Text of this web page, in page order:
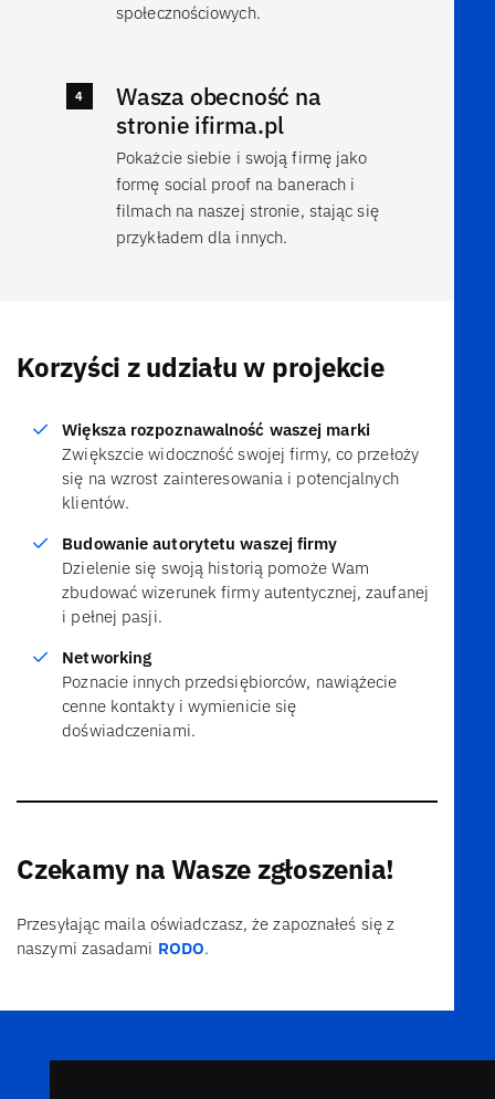
społecznościowych.
Wasza obecność na
stronie ifirma.pl
Pokażcie siebie i swoją firmę jako
formę social proof na banerach i
filmach na naszej stronie, stając się
przykładem dla innych.
Korzyści z udziału w projekcie
Większa rozpoznawalność waszej marki
Zwiększcie widoczność swojej firmy, co przełoży
się na wzrost zainteresowania i potencjalnych
klientów.
Budowanie autorytetu waszej firmy
Dzielenie się swoją historią pomoże Wam
zbudować wizerunek firmy autentycznej, zaufanej
i pełnej pasji.
Networking
Poznacie innych przedsiębiorców, nawiążecie
cenne kontakty i wymienicie się
doświadczeniami.
Czekamy na Wasze zgłoszenia!
Przesyłając maila oświadczasz, że zapoznałeś się z
naszymi zasadami RODO.